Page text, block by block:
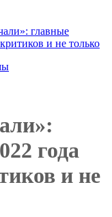
главные
и не только
года
и не